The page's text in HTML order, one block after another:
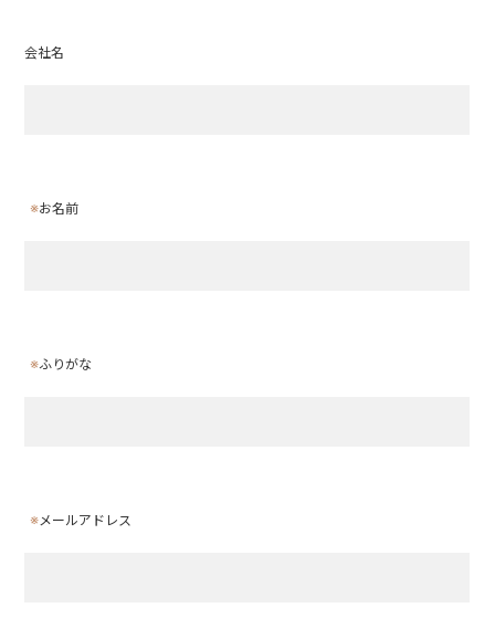
会社名
※お名前
※ふりがな
※メールアドレス